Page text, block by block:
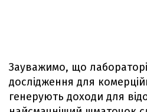
Зауважимо, що
дослідження для
генерують доходи для